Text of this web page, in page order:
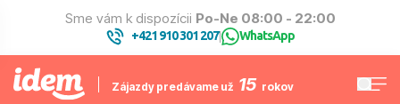
Sme vám k dispozícii Po-Ne 08:00 - 22:00
+421 910 301 207| WhatsApp
Zájazdy predávame už 15 rokov